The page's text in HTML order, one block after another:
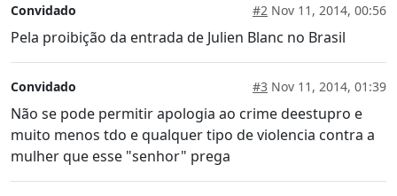
Convidado #2 Nov 11, 2014, 00:56
Pela proibição da entrada de Julien Blanc no Brasil
Convidado #3 Nov 11, 2014, 01:39
Não se pode permitir apologia ao crime deestupro e
muito menos tdo e qualquer tipo de violencia contra a
mulher que esse "senhor" prega